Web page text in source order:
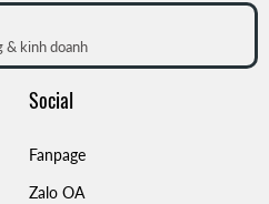
& kinh doanh
Social
Fanpage
Zalo OA